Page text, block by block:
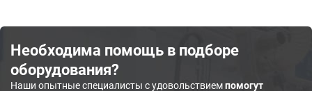
Необходима помощь в подборе
оборудования?
Наши опытные специалисты с удовольствиемпомогут